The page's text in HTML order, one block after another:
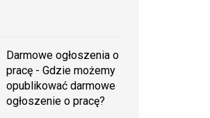
Darmowe ogłoszenia o
pracę - Gdzie możemy
opublikować darmowe
ogłoszenie o pracę?